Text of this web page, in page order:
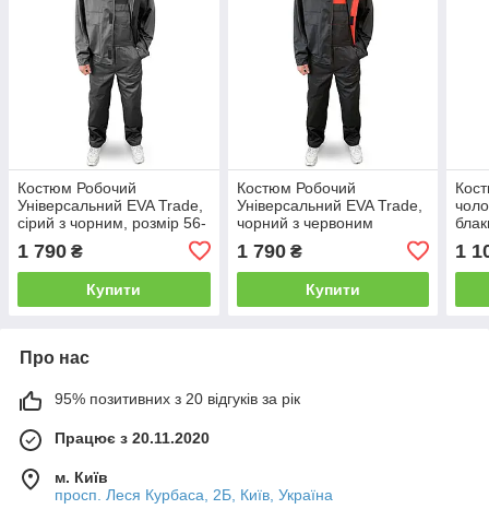
Костюм Робочий
Універсальний EVA Trade,
сірий з чорним, розмір 56-
58, рост 3-4 (170-178см)
1 790 ₴
Купити
Костюм Робочий
Універсальний EVA Trade,
чорний з червоним
1 790₴
Купити
1
Про нас
95% позитивних з 20 відгуків за рік
Працює з 20.11.2020
м. Київ
просп. Леся Курбаса, 2Б, Київ, Україна